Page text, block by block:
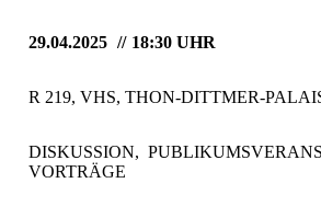
29.04.2025 18:30 UHR
R 219, VHS, THON-DITTMER-
DISKUSSION,
VORTRÄGE